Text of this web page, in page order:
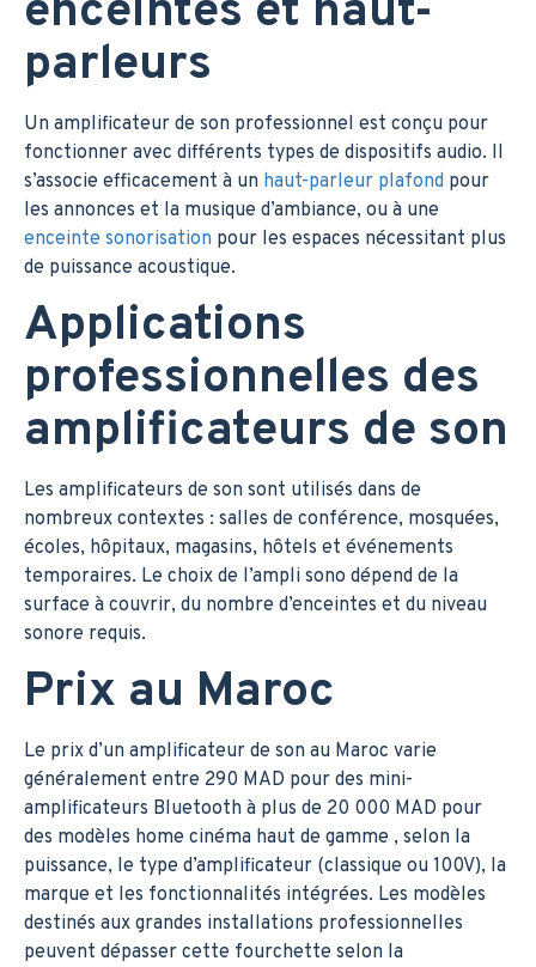
enceintes et haut-
parleurs
Un amplificateur de son professionnel est conçu pour
fonctionner avec différents types de dispositifs audio. Il
s’associe efficacement à un haut-parleur plafond pour
les annonces et la musique d’ambiance, ou à une
enceinte sonorisation pour les espaces nécessitant plus
de puissance acoustique.
Applications
professionnelles des
amplificateurs de son
Les amplificateurs de son sont utilisés dans de
nombreux contextes : salles de conférence, mosquées,
écoles, hôpitaux, magasins, hôtels et événements
temporaires. Le choix de l’ampli sono dépend de la
surface à couvrir, du nombre d’enceintes et du niveau
sonore requis.
Prix au Maroc
Le prix d’un amplificateur de son au Maroc varie
généralement entre 290 MAD pour des mini-
amplificateurs Bluetooth à plus de 20 000 MAD pour
des modèles home cinéma haut de gamme , selon la
puissance, le type d’amplificateur (classique ou 100V), la
marque et les fonctionnalités intégrées. Les modèles
destinés aux grandes installations professionnelles
peuvent dépasser cette fourchette selon la